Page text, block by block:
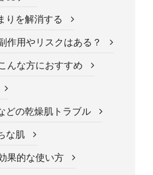
を解消する
用やリスクはある？
んな方におすすめ
の乾燥肌トラブル
な肌
果的な使い方